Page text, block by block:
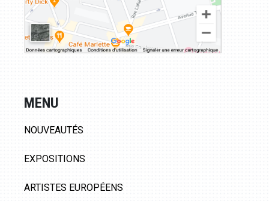
MENU
NOUVEAUTÉS
EXPOSITIONS
ARTISTES EUROPÉENS